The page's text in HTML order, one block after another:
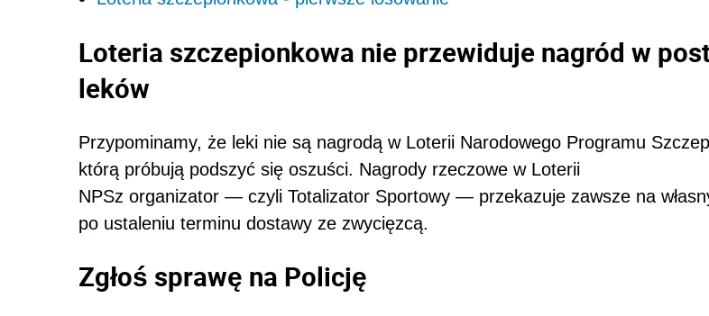
Loteria szczepionkowa nie przewiduje nagród w
leków
Przypominamy, że leki nie są nagrodą w Loterii Narodowego Programu
którą próbują podszyć się oszuści. Nagrody rzeczowe w Loterii
NPSz organizator — czyli Totalizator Sportowy — przekazuje zawsze na
po ustaleniu terminu dostawy ze zwycięzcą.
Zgłoś sprawę na Policję